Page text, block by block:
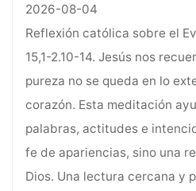
2026-08-04
Reflexión católica sobre el
15,1-2.10-14. Jesús nos
pureza no se queda en lo
corazón. Esta meditación
palabras, actitudes e
fe de apariencias, sino una
Dios. Una lectura cercana y